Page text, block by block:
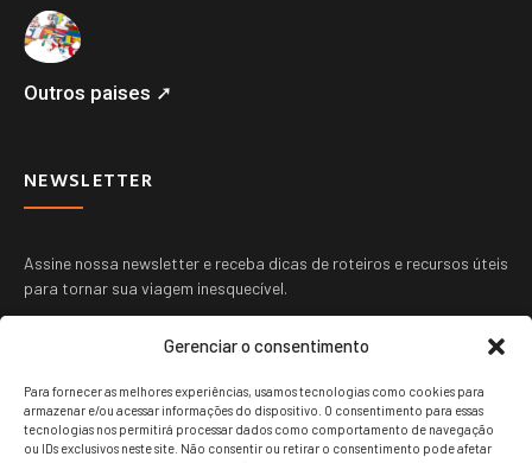
Gerenciar o consentimento
Para fornecer as melhores experiências, usamos tecnologias como cookies para
armazenar e/ou acessar informações do dispositivo. O consentimento para essas
tecnologias nos permitirá processar dados como comportamento de navegação
ou IDs exclusivos neste site. Não consentir ou retirar o consentimento pode afetar
Outros paises ➚
NEWSLETTER
Assine nossa newsletter e receba dicas de roteiros e recursos úteis
para tornar sua viagem inesquecível.